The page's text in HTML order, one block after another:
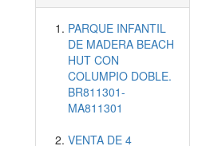
PARQUE INFANTIL
DE MADERA BEACH
HUT CON
COLUMPIO DOBLE.
BR811301-
MA811301
VENTA DE 4